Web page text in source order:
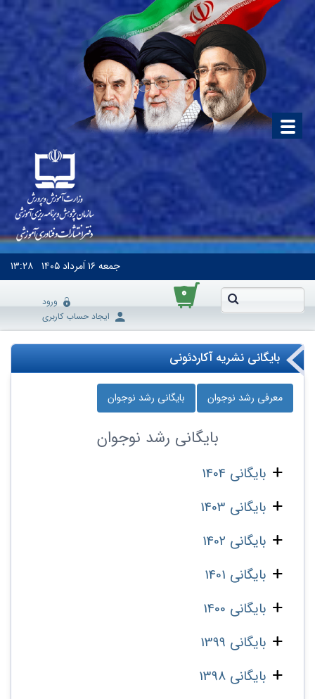
جمعه۱۶ اَمرداد ۱۴۰۵ ۱۳:۲۸
۰
ورود
ایجاد حساب کاربری
بایگانی نشریه آکاردئونی
معرفی رشد نوجوان بایگانی رشد نوجوان
بایگانی رشد نوجوان
بایگانی 1404
بایگانی 1403
بایگانی 1402
بایگانی 1401
بایگانی 1400
بایگانی 1399
بایگانی 1398